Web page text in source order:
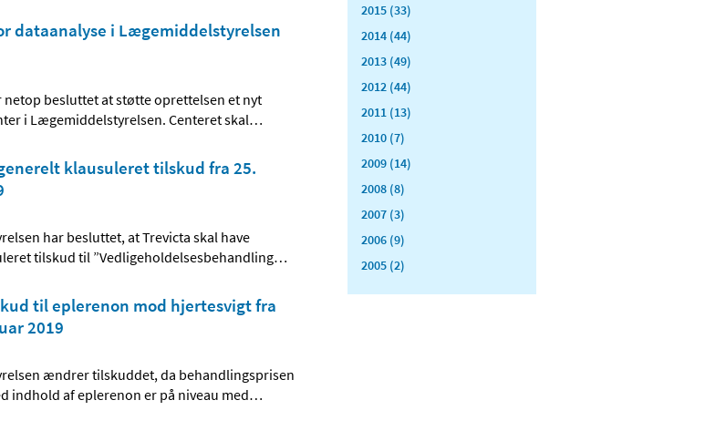
dataanalyse i Lægemiddelstyrelsen
netop besluttet at støtte oprettelsen et nyt
i Lægemiddelstyrelsen. Centeret skal…
klausuleret tilskud fra 25.
har besluttet, at Trevicta skal have
tilskud til ”Vedligeholdelsesbehandling…
til eplerenon mod hjertesvigt fra
2019
ændrer tilskuddet, da behandlingsprisen
indhold af eplerenon er på niveau med…
2015 (33)
2014 (44)
2013 (49)
2012 (44)
2011 (13)
2010 (7)
2009 (14)
2008 (8)
2007 (3)
2006 (9)
2005 (2)